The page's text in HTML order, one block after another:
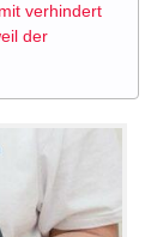
verhindert
der